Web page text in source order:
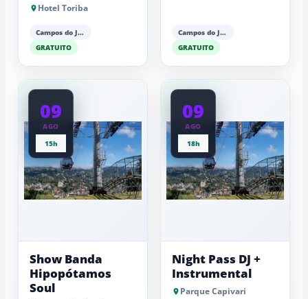
Maria Aguiar
Hotel Toriba
Campos do Jordão
GRATUITO
Campos do Jordão
GRATUITO
09
AGO
15h
Show Banda
Hipopótamos
Soul
09
AGO
18h
Night Pass DJ +
Instrumental
Parque Capivari